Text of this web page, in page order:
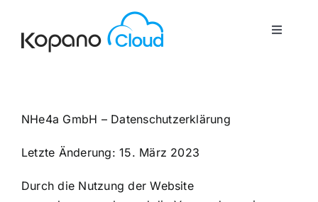
springen
Toggle
Funktionen
NHe4a GmbH – Datenschutzerklärung
Letzte Änderung: 15. März 2023
Durch die Nutzung der Website